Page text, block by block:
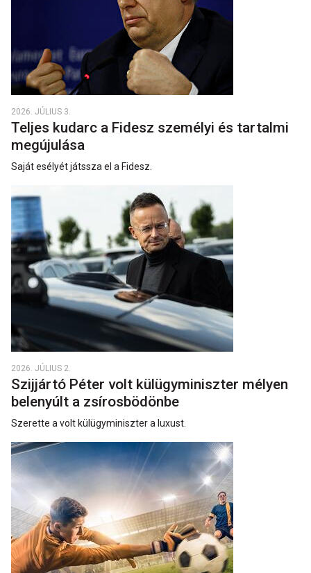
2026. JÚLIUS 3.
Teljes kudarc a Fidesz személyi és tartalmi
megújulása
Saját esélyét játssza el a Fidesz.
2026. JÚLIUS 2.
Szijjártó Péter volt külügyminiszter mélyen
belenyúlt a zsírosbödönbe
Szerette a volt külügyminiszter a luxust.